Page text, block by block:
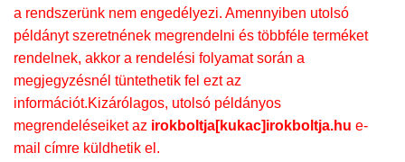
a rendszerünk nem engedélyezi. Amennyiben utolsó
példányt szeretnének megrendelni és többféle terméket
rendelnek, akkor a rendelési folyamat során a
megjegyzésnél tüntethetik fel ezt az
információt.Kizárólagos, utolsó példányos
megrendeléseiket az irokboltja[kukac]irokboltja.hu e-
mail címre küldhetik el.